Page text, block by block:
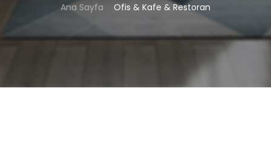
Ana Sayfa Ofis & Kafe & Restoran